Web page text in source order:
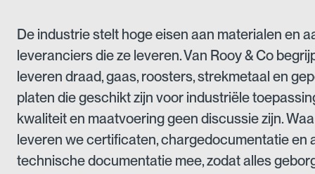
De industrie stelt hoge eisen aan materialen en
leveranciers die ze leveren. Van Rooy & Co
leveren draad, gaas, roosters, strekmetaal en
platen die geschikt zijn voor industriële
kwaliteit en maatvoering geen discussie zijn.
leveren we certificaten, chargedocumentatie en
technische documentatie mee, zodat alles